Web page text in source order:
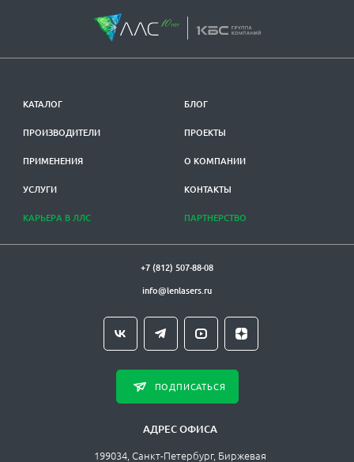
КАТАЛОГ
ПРОИЗВОДИТЕЛИ
ПРИМЕНЕНИЯ
УСЛУГИ
КАРЬЕРА В ЛЛС
БЛОГ
ПРОЕКТЫ
О КОМПАНИИ
КОНТАКТЫ
ПАРТНЕРСТВО
+7 (812) 507-88-08
info@lenlasers.ru
ПОДПИСАТЬСЯ
АДРЕС ОФИСА
199034, Санкт-Петербург, Биржевая